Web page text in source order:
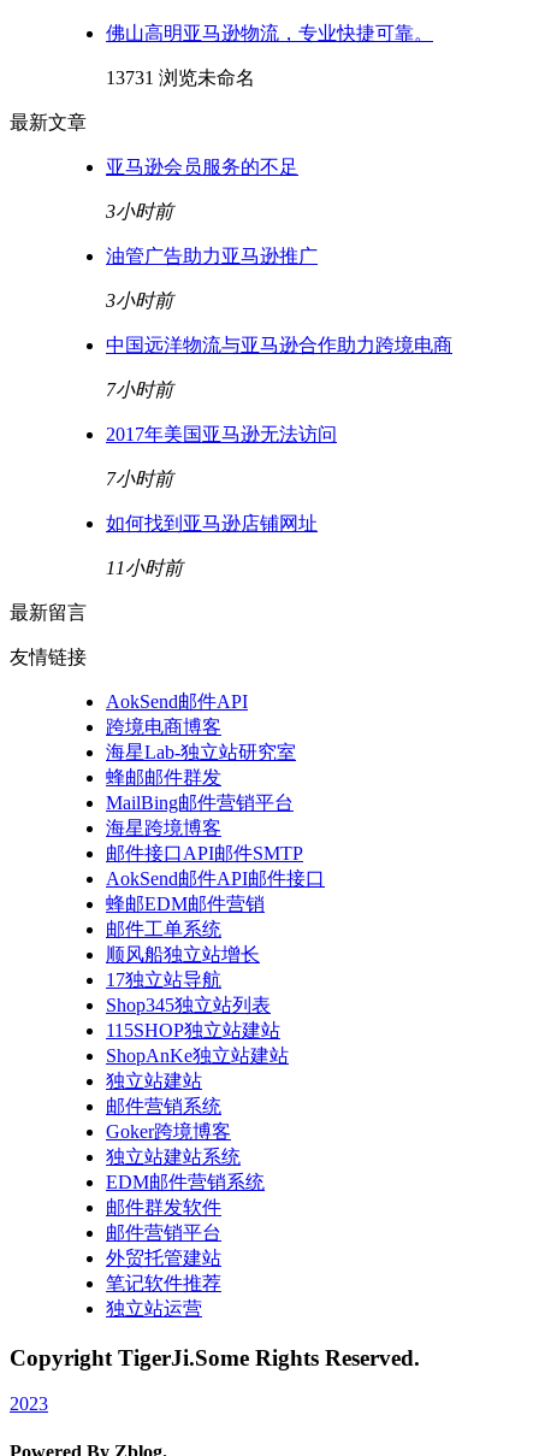
佛山高明亚马逊物流，专业快捷可靠。
13731 浏览未命名
最新文章
亚马逊会员服务的不足
3小时前
油管广告助力亚马逊推广
3小时前
中国远洋物流与亚马逊合作助力跨境电商
7小时前
2017年美国亚马逊无法访问
7小时前
如何找到亚马逊店铺网址
11小时前
最新留言
友情链接
AokSend邮件API
跨境电商博客
海星Lab-独立站研究室
蜂邮邮件群发
MailBing邮件营销平台
海星跨境博客
邮件接口API邮件SMTP
AokSend邮件API邮件接口
蜂邮EDM邮件营销
邮件工单系统
顺风船独立站增长
17独立站导航
Shop345独立站列表
115SHOP独立站建站
ShopAnKe独立站建站
独立站建站
邮件营销系统
Goker跨境博客
独立站建站系统
EDM邮件营销系统
邮件群发软件
邮件营销平台
外贸托管建站
笔记软件推荐
独立站运营
Copyright TigerJi.Some Rights Reserved.
2023
Powered By Zblog.